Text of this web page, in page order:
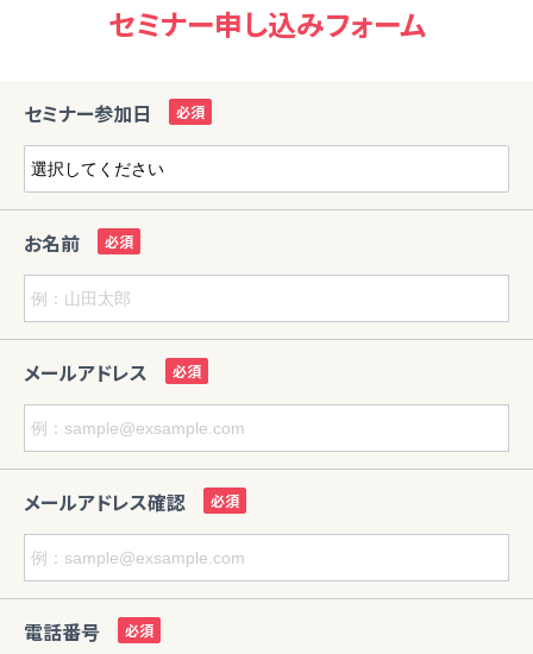
セミナー申し込みフォーム
セミナー参加日
お名前
メールアドレス
メールアドレス確認
電話番号